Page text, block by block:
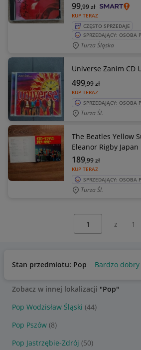
KUP TERAZ
99,99zł
CZĘSTO SPRZEDAJE
SPRZEDAJĄCY: OSOBA
Turza Śląska
Universe Zanim CD
KUP TERAZ
499,99zł
SPRZEDAJĄCY: OSOBA
Turza Śl.
The Beatles Yellow Submarine
Eleanor Rigby Japan
KUP TERAZ
189,99zł
SPRZEDAJĄCY: OSOBA
Turza Śl.
z 1
Stan przedmiotu: Pop Bardzo dobry
Zobacz w innej lokalizacji "Pop"
Pop Wodzisław Śląski (44)
Pop Pszów (8)
Pop Jastrzębie-Zdrój (50)